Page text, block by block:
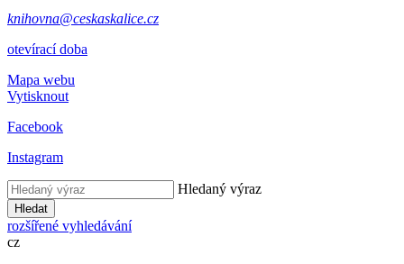
knihovna@ceskaskalice.cz
otevírací doba
Mapa webu
Vytisknout
Facebook
Instagram
Hledaný výraz
Hledat
rozšířené vyhledávání
cz